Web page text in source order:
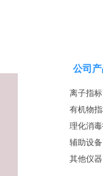
公司
离子指标
有机物
理化消
辅助设备
其他仪器